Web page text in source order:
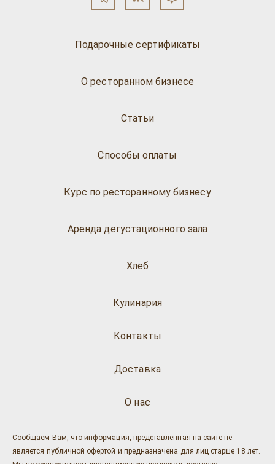
Подарочные сертификаты
О ресторанном бизнесе
Статьи
Способы оплаты
Курс по ресторанному бизнесу
Аренда дегустационного зала
Хлеб
Кулинария
О нас
Доставка
Контакты
Сообщаем Вам, что информация, представленная на сайте не
является публичной офертой и предназначена для лиц старше 18 лет.